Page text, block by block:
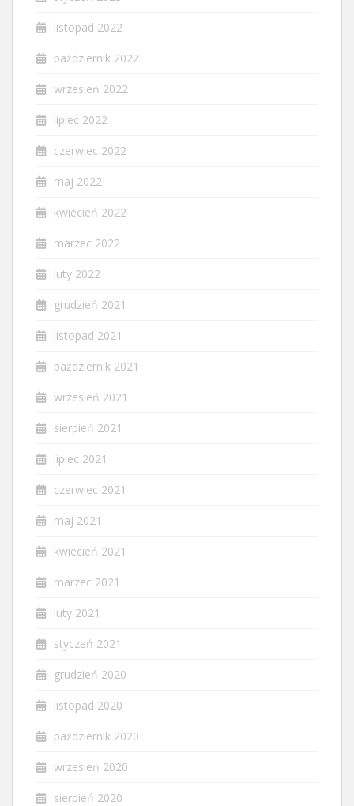
listopad 2022
październik 2022
wrzesień 2022
lipiec 2022
czerwiec 2022
maj 2022
kwiecień 2022
marzec 2022
luty 2022
grudzień 2021
listopad 2021
październik 2021
wrzesień 2021
sierpień 2021
lipiec 2021
czerwiec 2021
maj 2021
kwiecień 2021
marzec 2021
luty 2021
styczeń 2021
grudzień 2020
listopad 2020
październik 2020
wrzesień 2020
sierpień 2020